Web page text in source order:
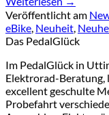
Veröffentlicht am
eBike, Neuheit,
Das PedalGlück
Im PedalGlück in
Elektrorad-Beratung,
excellent geschulte
Probefahrt